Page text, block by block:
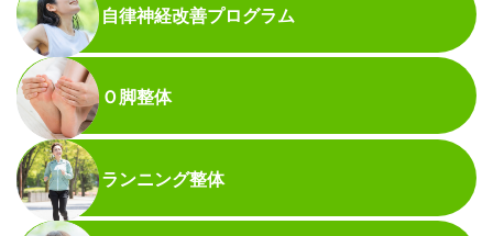
自律神経改善プログラム
Ｏ脚整体
ランニング整体